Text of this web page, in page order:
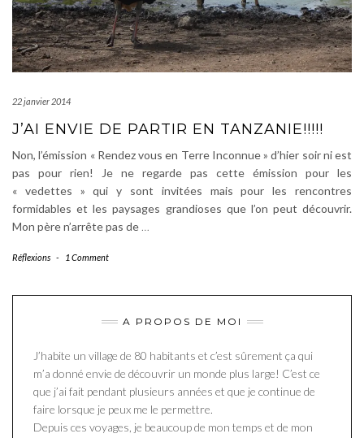
22 janvier 2014
J’AI ENVIE DE PARTIR EN TANZANIE!!!!!
Non, l’émission « Rendez vous en Terre Inconnue » d’hier soir ni est
pas pour rien! Je ne regarde pas cette émission pour les
« vedettes » qui y sont invitées mais pour les rencontres
formidables et les paysages grandioses que l’on peut découvrir.
Mon père n’arrête pas de …
Réflexions - 1 Comment
A PROPOS DE MOI
J’habite un village de 80 habitants et c’est sûrement ça qui
m’a donné envie de découvrir un monde plus large! C’est ce
que j’ai fait pendant plusieurs années et que je continue de
faire lorsque je peux me le permettre.
Depuis ces voyages, je beaucoup de mon temps et de mon